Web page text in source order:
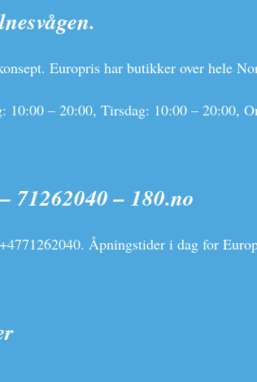
Europris har butikker over hele
– 20:00, Tirsdag: 10:00 – 20:00,
71262040 – 180.no
Åpningstider i dag for